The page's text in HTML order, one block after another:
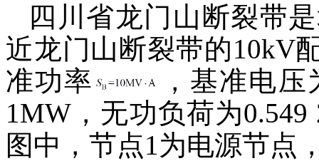
四川省龙门山断裂带
近龙门山断裂带的10kV
准功率
，基准电
1MW，无功负荷为
图中，节点1为电源节点